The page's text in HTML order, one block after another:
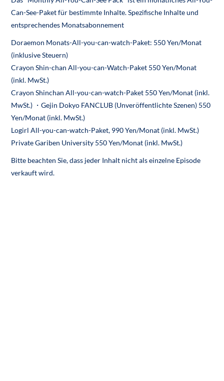
Can-See-Paket für bestimmte Inhalte. Spezifische Inhalte und
entsprechendes Monatsabonnement
Doraemon Monats-All-you-can-watch-Paket: 550 Yen/Monat
(inklusive Steuern)
Crayon Shin-chan All-you-can-Watch-Paket 550 Yen/Monat
(inkl. MwSt.)
Crayon Shinchan All-you-can-watch-Paket 550 Yen/Monat (inkl.
MwSt.) ・Gejin Dokyo FANCLUB (Unveröffentlichte Szenen) 550
Yen/Monat (inkl. MwSt.)
Logirl All-you-can-watch-Paket, 990 Yen/Monat (inkl. MwSt.)
Private Gariben University 550 Yen/Monat (inkl. MwSt.)
Bitte beachten Sie, dass jeder Inhalt nicht als einzelne Episode
verkauft wird.